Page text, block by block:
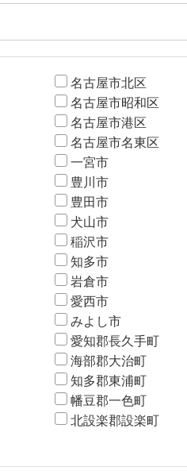
名古屋市北区
名古屋市昭和区
名古屋市港区
名古屋市名東区
一宮市
豊川市
豊田市
犬山市
稲沢市
知多市
岩倉市
愛西市
みよし市
愛知郡長久手町
海部郡大治町
知多郡東浦町
幡豆郡一色町
北設楽郡設楽町